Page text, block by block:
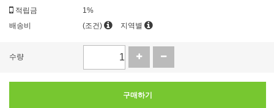
적립금
1%
배송비
(조건) 지역별
수량
구매하기